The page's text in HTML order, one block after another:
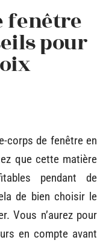
fenêtre
pour
corps de fenêtre en
que cette matière
pendant de
de bien choisir le
Vous n’aurez pour
en compte avant